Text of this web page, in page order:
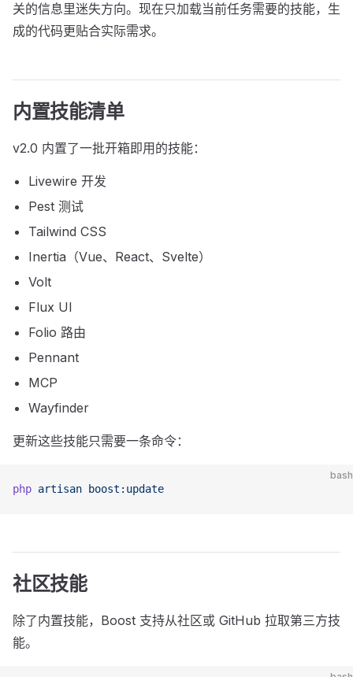
关的信息里迷失方向。现在只加载当前任务需要的技能，生
成的代码更贴合实际需求。
内置技能清单
v2.0 内置了一批开箱即用的技能：
Livewire 开发
Pest 测试
Tailwind CSS
Inertia（Vue、React、Svelte）
Volt
Flux UI
Folio 路由
Pennant
MCP
Wayfinder
更新这些技能只需要一条命令：
bash
php artisan boost:update
社区技能
除了内置技能，Boost 支持从社区或 GitHub 拉取第三方技
能。